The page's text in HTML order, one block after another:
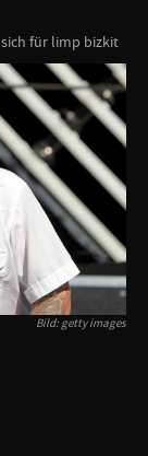
für limp bizkit
Bild: getty images